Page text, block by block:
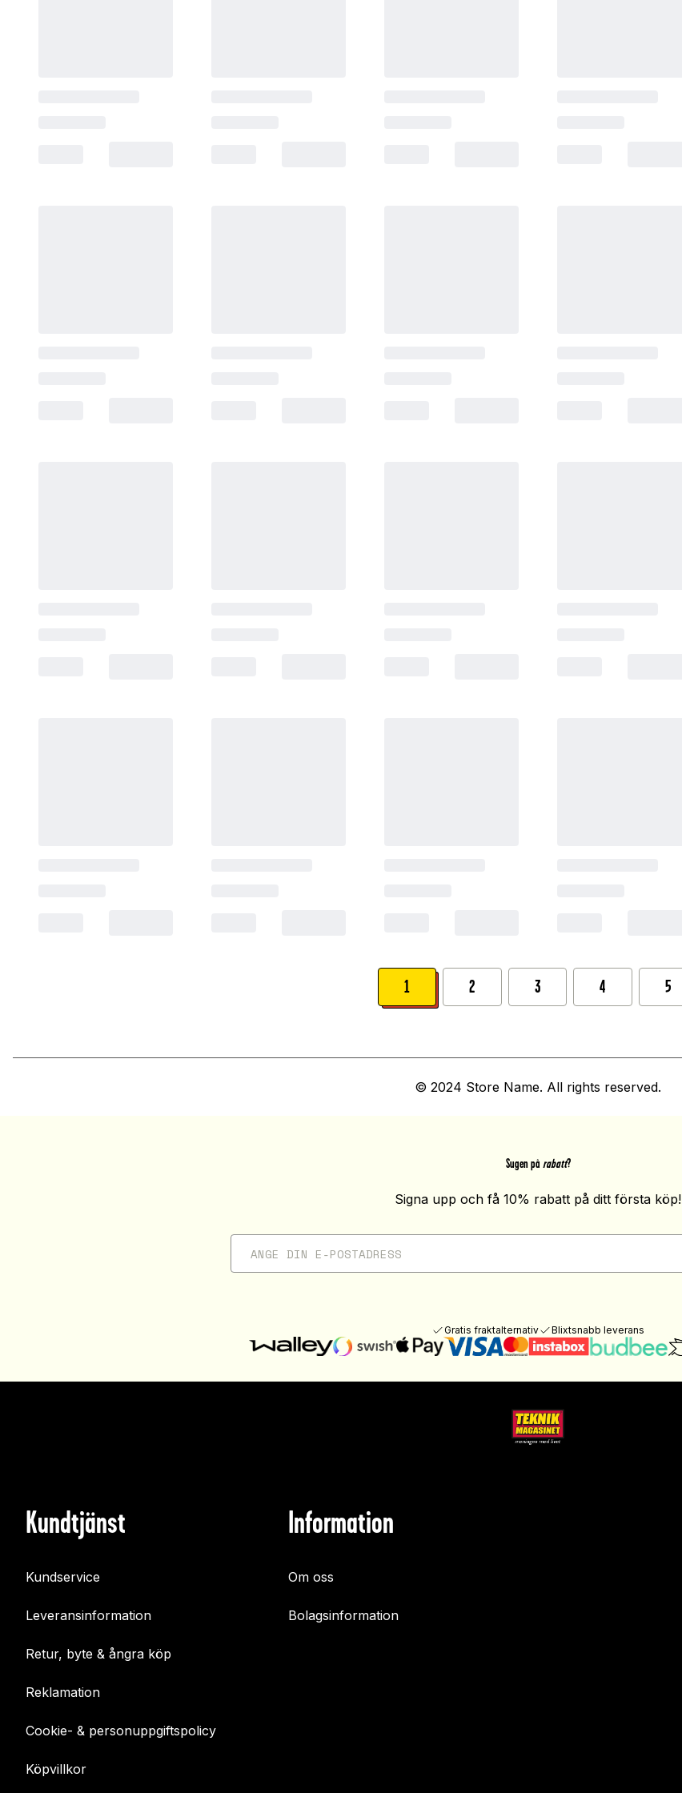
1 2 3 4 5
© 2024 Store Name. All rights reserved.
Sugen på rabatt?
Signa upp och få 10% rabatt på ditt första köp!
Gratis fraktalternativ Blixtsnabb leverans
Kundtjänst
Kundservice
Leveransinformation
Retur, byte & ångra köp
Reklamation
Cookie- & personuppgiftspolicy
Köpvillkor
Information
Om oss
Bolagsinformation